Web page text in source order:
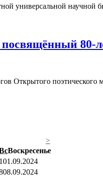
универсальной научной
посвящённый
Открытого
>
Воскресенье
101.09.2024
08.09.2024